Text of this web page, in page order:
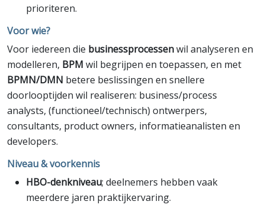
prioriteren.
Voor wie?
Voor iedereen die businessprocessenwil analyseren en
modelleren, BPM wil begrijpen en toepassen, en met
BPMN/DMN betere beslissingen en snellere
doorlooptijden wil realiseren: business/process
analysts, (functioneel/technisch) ontwerpers,
consultants, product owners, informatieanalisten en
developers.
Niveau & voorkennis
HBO-denkniveau; deelnemers hebben vaak
meerdere jaren praktijkervaring.